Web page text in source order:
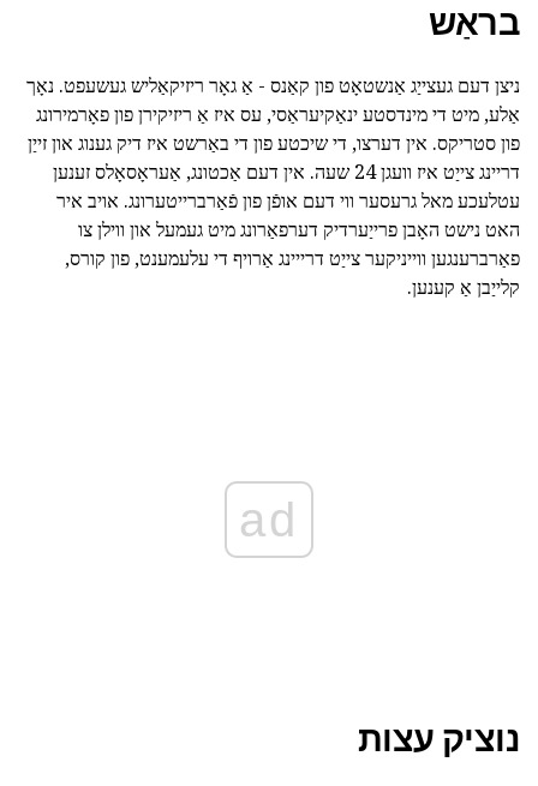
בראַש
ניצן דעם געצייַג אַנשטאָט פון קאַנס - אַ גאָר ריזיקאַליש געשעפט. נאָך
אַלע, מיט די מינדסטע ינאַקיעראַסי, עס איז אַ ריזיקירן פון פאָרמירונג
פון סטריקס. אין דערצו, די שיכטע פון די באַרשט איז דיק גענוג און זייַן
דריינג צייַט איז וועגן 24 שעה. אין דעם אַכטונג, אַעראָסאָלס זענען
עטלעכע מאל גרעסער ווי דעם אופֿן פון פֿאַרברייטערונג. אויב איר
האט נישט האָבן פרייַערדיק דערפאַרונג מיט געמעל און ווילן צו
פאַרברענגען ווייניקער צייַט דרייינג אַרויף די עלעמענט, פון קורס,
קלייַבן אַ קענען.
ad
נוציק עצות